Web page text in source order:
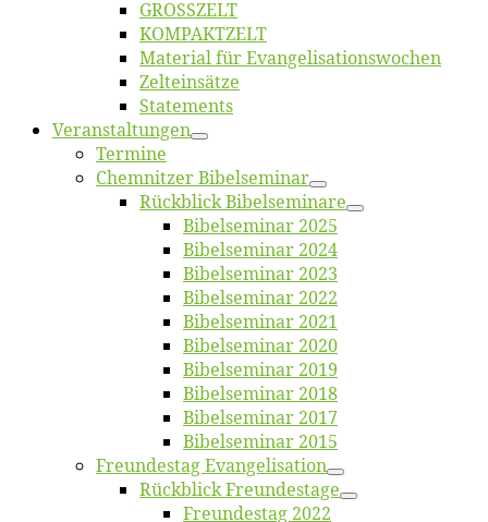
GROSSZELT
KOMPAKTZELT
Ma­te­ri­al für Evangelisationswochen
Zelt­ein­sät­ze
State­ments
Ver­an­stal­tun­gen
Ter­mi­ne
Chemnit­zer Bibelseminar
Rück­blick Bibelseminare
Bi­bel­se­mi­nar 2025
Bi­bel­se­mi­nar 2024
Bi­bel­se­mi­nar 2023
Bi­bel­se­mi­nar 2022
Bi­bel­se­mi­nar 2021
Bi­bel­se­mi­nar 2020
Bi­bel­se­mi­nar 2019
Bi­bel­se­mi­nar 2018
Bibelsemi­nar 2017
Bibelsemi­nar 2015
Freun­des­tag Evangelisation
Rück­blick Freundestage
Freun­des­tag 2022